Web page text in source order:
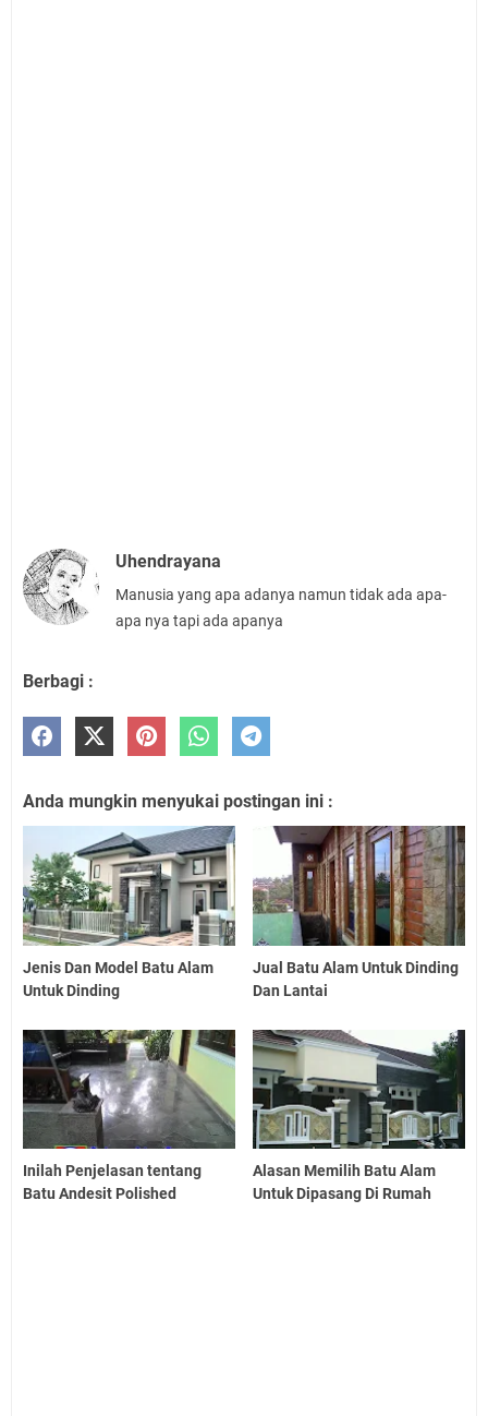
Uhendrayana
Manusia yang apa adanya namun tidak ada apa-
apa nya tapi ada apanya
Berbagi :
Anda mungkin menyukai postingan ini :
Jenis Dan Model Batu Alam
Untuk Dinding
Jual Batu Alam Untuk Dinding
Dan Lantai
Inilah Penjelasan tentang
Batu Andesit Polished
Alasan Memilih Batu Alam
Untuk Dipasang Di Rumah